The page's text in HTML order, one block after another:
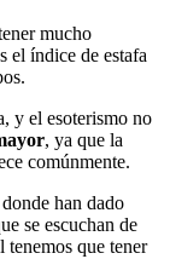
mucho
el índice de estafa
y el esoterismo no
, ya que la
comúnmente.
han dado
se escuchan de
tenemos que tener